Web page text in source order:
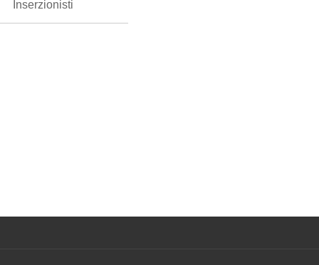
Inserzionisti